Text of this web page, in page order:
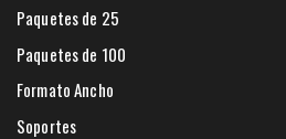
Paquetes de 25
Paquetes de 100
Formato Ancho
Soportes